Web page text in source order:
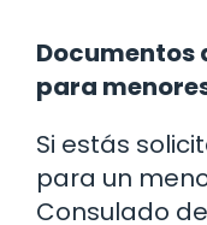
Documentos
para
Si estás
para un
Consulado